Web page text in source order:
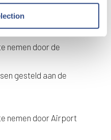
en
nemen door de
gesteld aan de
nemen door Airport